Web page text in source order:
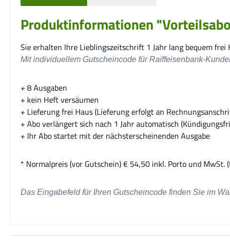
Produktinformationen
Sie erhalten Ihre Lieblingszeitschrift 1 Jahr lang bequem frei
Mit individuellem Gutscheincode für Raiffeisenbank-
+ 8 Ausgaben
+ kein Heft versäumen
+ Lieferung frei Haus (Lieferung erfolgt an
+ Abo verlängert sich nach 1 Jahr automatisch
+ Ihr Abo startet mit der nächsterscheinenden Ausgabe
* Normalpreis (vor Gutschein) € 54,50 inkl. Porto und
Das Eingabefeld für Ihren Gutscheincode finden Sie im